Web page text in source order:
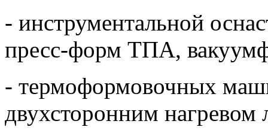
- инструментальной
пресс-форм ТПА,
- термоформовочных
двухсторонним нагревом